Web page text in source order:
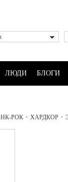
ЛЮДИ БЛОГИ
РОК • ХАРДКОР •